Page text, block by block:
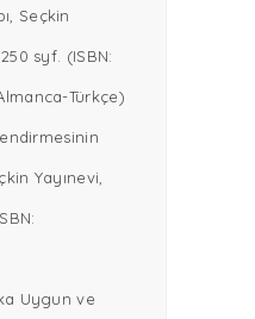
Seçkin
syf. (ISBN:
Türkçe)
Yayınevi,
Uygun ve